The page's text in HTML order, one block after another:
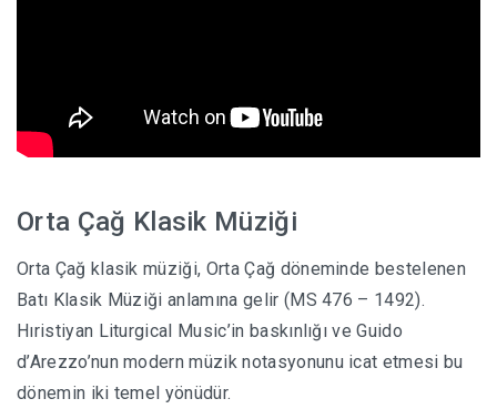
Orta Çağ Klasik Müziği
Orta Çağ klasik müziği, Orta Çağ döneminde bestelenen
Batı Klasik Müziği anlamına gelir (MS 476 – 1492).
Hıristiyan Liturgical Music’in baskınlığı ve Guido
d’Arezzo’nun modern müzik notasyonunu icat etmesi bu
dönemin iki temel yönüdür.